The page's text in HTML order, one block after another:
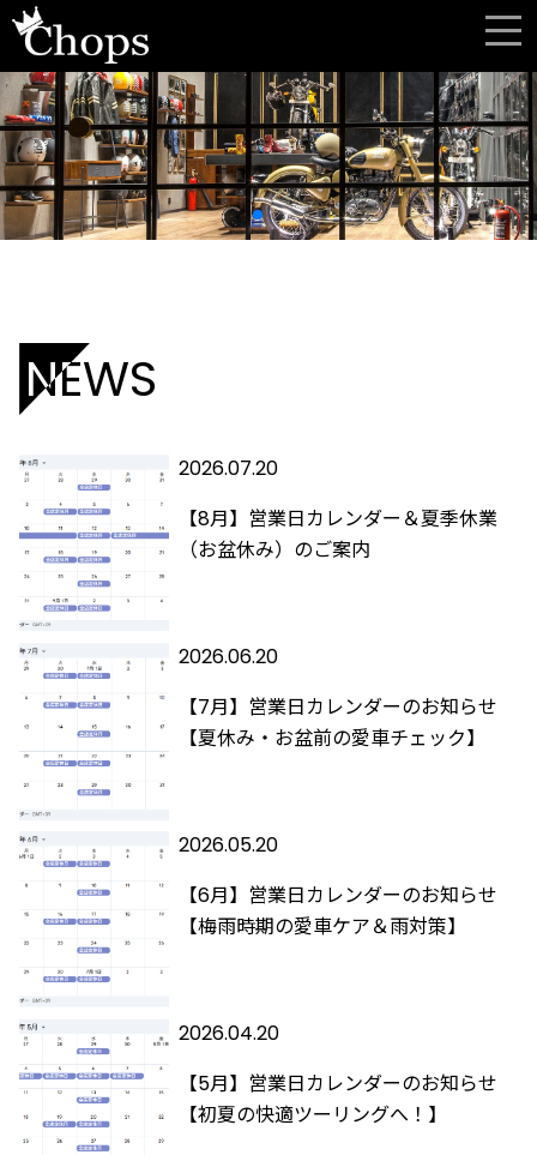
NEWS
2026.07.20
【8月】営業日カレンダー＆夏季休業
（お盆休み）のご案内
2026.06.20
【7月】営業日カレンダーのお知らせ
【夏休み・お盆前の愛車チェック】
2026.05.20
【6月】営業日カレンダーのお知らせ
【梅雨時期の愛車ケア＆雨対策】
2026.04.20
【5月】営業日カレンダーのお知らせ
【初夏の快適ツーリングへ！】